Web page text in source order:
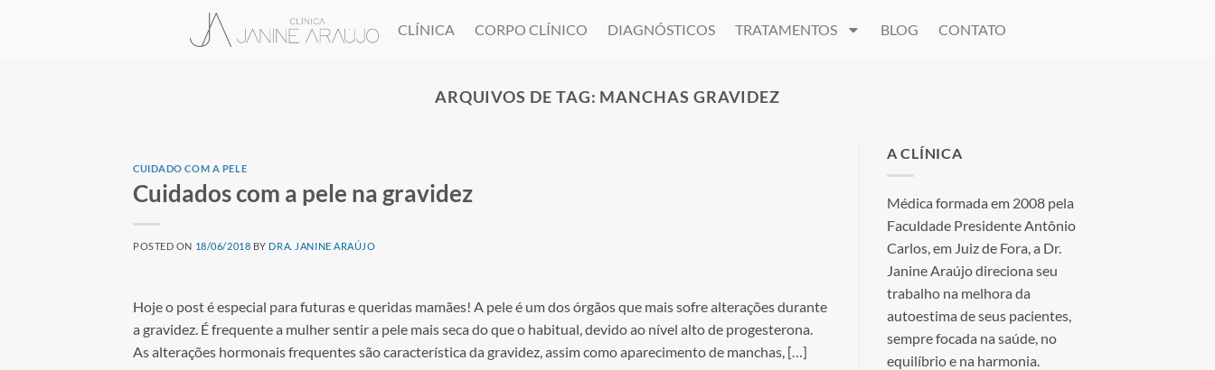
CLÍNICA CORPO CLÍNICO DIAGNÓSTICOS TRATAMENTOS BLOG CONTATO
ARQUIVOS DE TAG: MANCHAS GRAVIDEZ
CUIDADO COM A PELE
Cuidados com a pele na gravidez
POSTED ON 18/06/2018 BY DRA. JANINE ARAÚJO
Hoje o post é especial para futuras e queridas mamães! A pele é um dos órgãos que mais sofre alterações durante
a gravidez. É frequente a mulher sentir a pele mais seca do que o habitual, devido ao nível alto de progesterona.
As alterações hormonais frequentes são característica da gravidez, assim como aparecimento de manchas, […]
A CLÍNICA
Médica formada em 2008 pela
Faculdade Presidente Antônio
Carlos, em Juiz de Fora, a Dr.
Janine Araújo direciona seu
trabalho na melhora da
autoestima de seus pacientes,
sempre focada na saúde, no
equilíbrio e na harmonia.